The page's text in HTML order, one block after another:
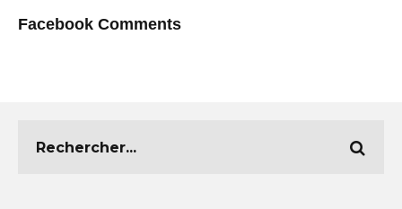
Facebook Comments